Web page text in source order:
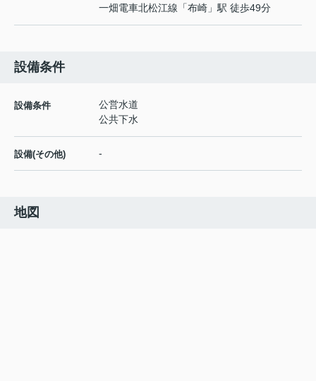
一畑電車北松江線 「布崎 」駅 徒歩49分
設備条件
設備条件
公営水道
公共下水
設備(その他) -
地図